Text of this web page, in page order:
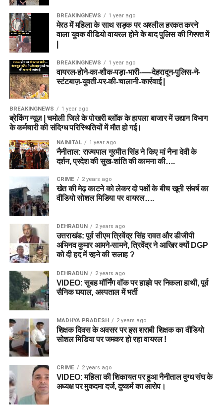
BREAKINGNEWS 1 year ago
मेरठ में महिला के साथ सड़क पर अश्लील हरकत करने
वाला युवक वीडियो वायरल होने के बाद पुलिस की गिरफ्त में
BREAKINGNEWS 1 year ago
वायरल-होने-का-शौक-पड़ा-भारी-—-देहरादून-पुलिस-ने-
स्टंटबाज़-युवती-पर-की-चालानी-कार्रवाई |
BREAKINGNEWS 1 year ago
ब्रेकिंग न्यूज़ | चमोली जिले के पोखरी ब्लॉक के हापला बाजार में उद्यान विभाग
के कर्मचारी की संदिग्ध परिस्थितियों में मौत हो गई।
NAINITAL 1 year ago
नैनीताल: राज्यपाल गुरमीत सिंह ने किए मां नैना देवी के
दर्शन, प्रदेश की सुख-शांति की कामना की….
CRIME 2 years ago
खेत की मेढ़ काटने को लेकर दो पक्षों के बीच खूनी संघर्ष का
वीडियो सोशल मिडिया पर वायरल….
DEHRADUN 2 years ago
उत्तराखंड: पूर्व सीएम त्रिवेंद्र सिंह रावत और डीजीपी
अभिनव कुमार आमने-सामने, त्रिवेंद्र ने आखिर क्यों DGP
को दी हद में रहने की सलाह ?
DEHRADUN 2 years ago
VIDEO: सुबह मॉर्निंग वॉक पर हाइवे पर निकला हाथी, पूर्व
सैनिक घयाल, अस्पताल में भर्ती
MADHYA PRADESH 2 years ago
शिक्षक दिवस के अवसर पर इस शराबी शिक्षक का वीडियो
सोशल मिडिया पर जमकर हो रहा वायरल !
CRIME 2 years ago
VIDEO: महिला की शिकायत पर हुआ नैनीताल दुग्ध संघ के
अध्यक्ष पर मुकदमा दर्ज, दुष्कर्म का आरोप।